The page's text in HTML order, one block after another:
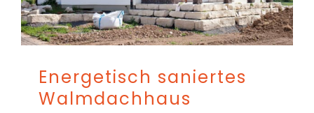
Energetisch saniertes
Walmdachhaus